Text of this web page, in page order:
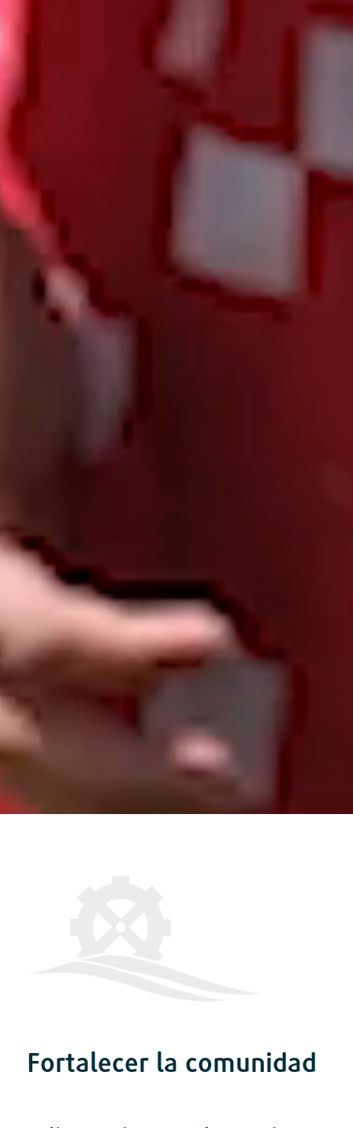
Fortalecer la comunidad